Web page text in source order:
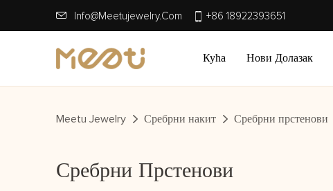
Info@meetujewelry.com +86 18922393651
Кућа Нови Долазак
Meetu Jewelry Сребрни накит Сребрни прстенови
Сребрни Прстенови